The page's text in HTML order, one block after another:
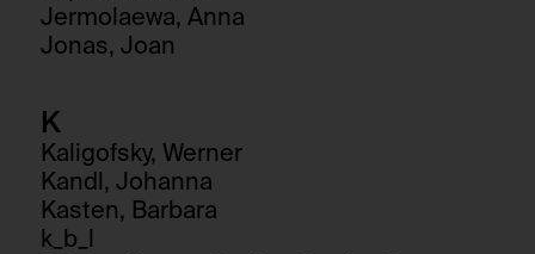
Jermolaewa, Anna
Jonas, Joan
K
Kaligofsky, Werner
Kandl, Johanna
Kasten, Barbara
k_b_l